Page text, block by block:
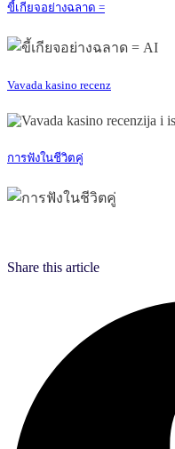
ขี้เกียจอย่างฉลาด =
Vavada kasino recenz
การฟังในชีวิตคู่
Share this article